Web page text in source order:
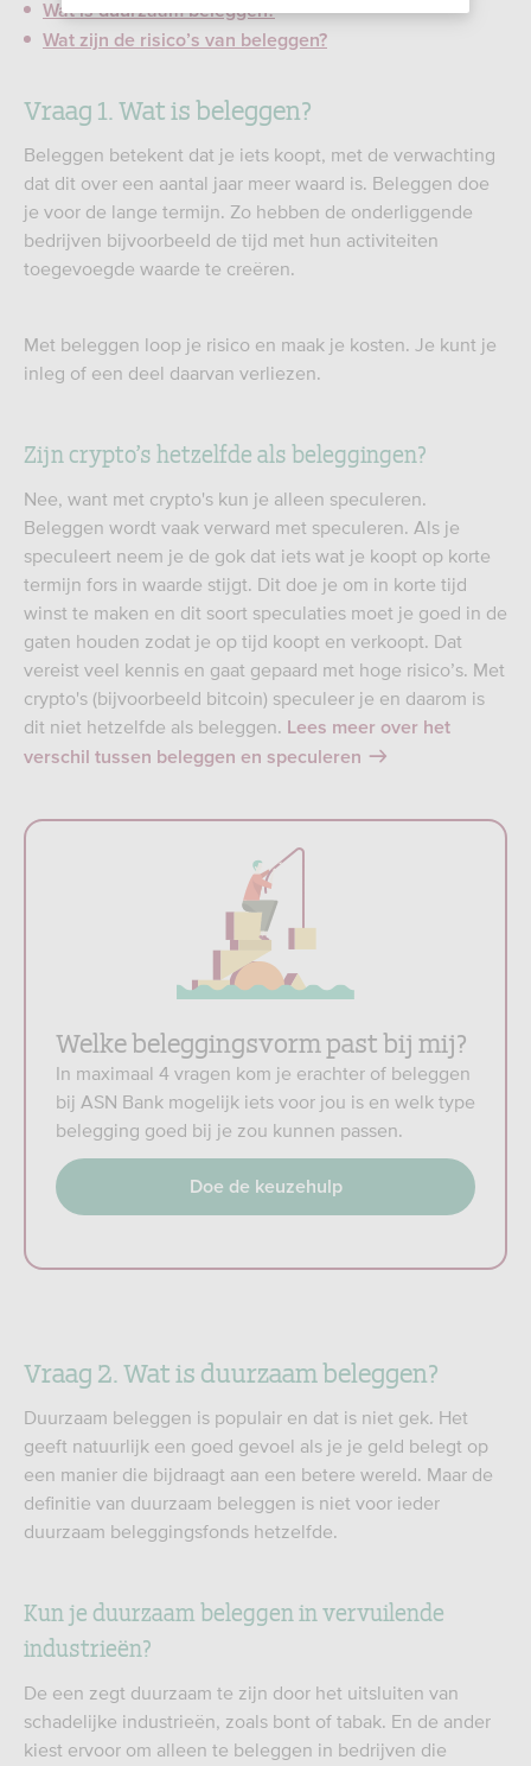
Wat is duurzaam beleggen?
Wat zijn de risico’s van beleggen?
Vraag 1. Wat is beleggen?
Beleggen betekent dat je iets koopt, met de verwachting
dat dit over een aantal jaar meer waard is. Beleggen doe
je voor de lange termijn. Zo hebben de onderliggende
bedrijven bijvoorbeeld de tijd met hun activiteiten
toegevoegde waarde te creëren.
Met beleggen loop je risico en maak je kosten. Je kunt je
inleg of een deel daarvan verliezen.
Zijn crypto’s hetzelfde als beleggingen?
Nee, want met crypto's kun je alleen speculeren.
Beleggen wordt vaak verward met speculeren. Als je
speculeert neem je de gok dat iets wat je koopt op korte
termijn fors in waarde stijgt. Dit doe je om in korte tijd
winst te maken en dit soort speculaties moet je goed in de
gaten houden zodat je op tijd koopt en verkoopt. Dat
vereist veel kennis en gaat gepaard met hoge risico’s. Met
crypto's (bijvoorbeeld bitcoin) speculeer je en daarom is
dit niet hetzelfde als beleggen. Lees meer over het
verschil tussen beleggen en speculeren
Welke beleggingsvorm past bij mij?
In maximaal 4 vragen kom je erachter of beleggen
bij ASN Bank mogelijk iets voor jou is en welk type
belegging goed bij je zou kunnen passen.
Doe de keuzehulp
Vraag 2. Wat is duurzaam beleggen?
Duurzaam beleggen is populair en dat is niet gek. Het
geeft natuurlijk een goed gevoel als je je geld belegt op
een manier die bijdraagt aan een betere wereld. Maar de
definitie van duurzaam beleggen is niet voor ieder
duurzaam beleggingsfonds hetzelfde.
Kun je duurzaam beleggen in vervuilende
industrieën?
De een zegt duurzaam te zijn door het uitsluiten van
schadelijke industrieën, zoals bont of tabak. En de ander
kiest ervoor om alleen te beleggen in bedrijven die